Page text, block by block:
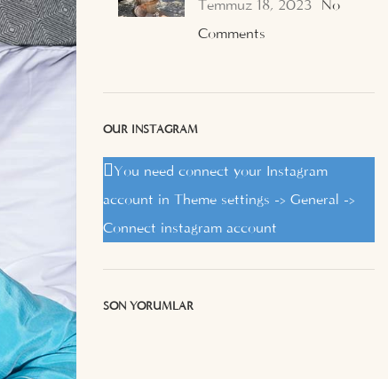
Temmuz 18, 2023 No
Comments
OUR INSTAGRAM
You need connect your Instagram
account in Theme settings -> General ->
Connect instagram account
SON YORUMLAR